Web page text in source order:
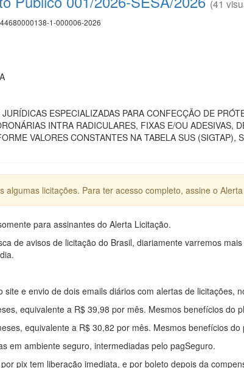
(41
1-000006-2026
ESPECIALIZADAS PARA CONFECÇÃO DE
INTRA RADICULARES, FIXAS E/OU ADESIVAS,
VALORES CONSTANTES NA TABELA SUS (SIGTAP),
algumas licitações. Para ter acesso completo, assine o
para assinantes do Alerta Licitação.
de avisos de licitação do Brasil, diariamente varremos
site e envio de dois emails diários com alertas de licitações,
equivalente a R$ 39,98 por mês. Mesmos benefícios do
equivalente a R$ 30,82 por mês. Mesmos benefícios
em ambiente seguro, intermediadas pelo pagSeguro.
pix tem liberação imediata, e por boleto depois da